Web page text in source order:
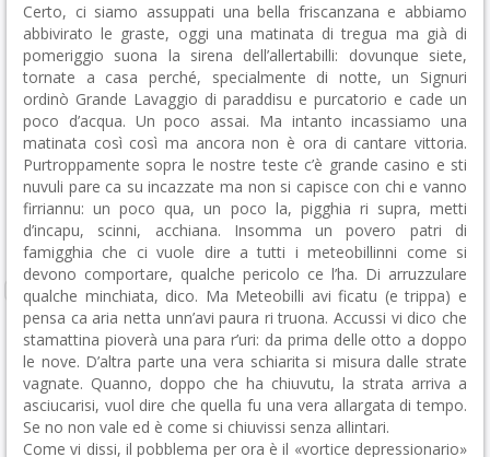
Certo, ci siamo assuppati una bella friscanzana e abbiamo
abbivirato le graste, oggi una matinata di tregua ma già di
pomeriggio suona la sirena dell’allertabilli: dovunque siete,
tornate a casa perché, specialmente di notte, un Signuri
ordinò Grande Lavaggio di paraddisu e purcatorio e cade un
poco d’acqua. Un poco assai. Ma intanto incassiamo una
matinata così così ma ancora non è ora di cantare vittoria.
Purtroppamente sopra le nostre teste c’è grande casino e sti
nuvuli pare ca su incazzate ma non si capisce con chi e vanno
firriannu: un poco qua, un poco la, pigghia ri supra, metti
d’incapu, scinni, acchiana. Insomma un povero patri di
famigghia che ci vuole dire a tutti i meteobillinni come si
devono comportare, qualche pericolo ce l’ha. Di arruzzulare
qualche minchiata, dico. Ma Meteobilli avi ficatu (e trippa) e
pensa ca aria netta unn’avi paura ri truona. Accussi vi dico che
stamattina pioverà una para r’uri: da prima delle otto a doppo
le nove. D’altra parte una vera schiarita si misura dalle strate
vagnate. Quanno, doppo che ha chiuvutu, la strata arriva a
asciucarisi, vuol dire che quella fu una vera allargata di tempo.
Se no non vale ed è come si chiuvissi senza allintari.
Come vi dissi, il pobblema per ora è il «vortice depressionario»